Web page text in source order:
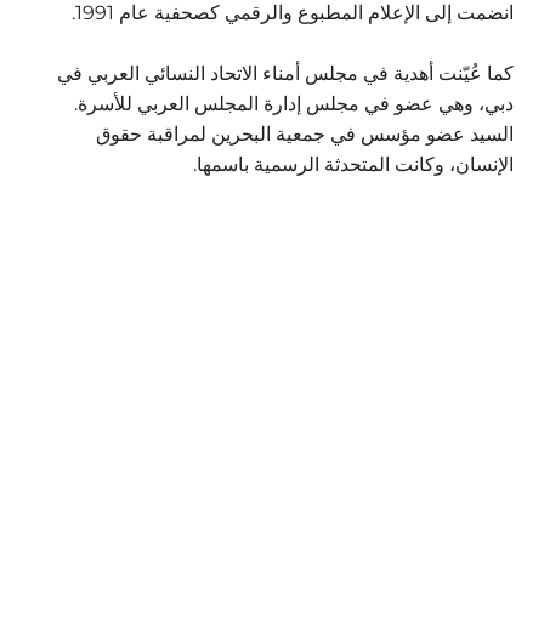
انضمت إلى الإعلام المطبوع والرقمي كصحفية عام 1991.
كما عُيّنت أهدية في مجلس أمناء الاتحاد النسائي العربي في
دبي، وهي عضو في مجلس إدارة المجلس العربي للأسرة.
السيد عضو مؤسس في جمعية البحرين لمراقبة حقوق
الإنسان، وكانت المتحدثة الرسمية باسمها.